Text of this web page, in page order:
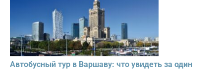
Автобусный тур в Варшаву: что увидеть за один